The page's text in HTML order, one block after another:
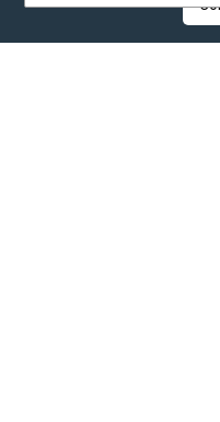
предложения по
Ссылки на все наши